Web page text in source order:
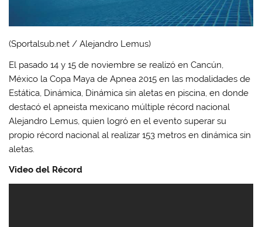
(Sportalsub.net / Alejandro Lemus)
El pasado 14 y 15 de noviembre se realizó en Cancún,
México la Copa Maya de Apnea 2015 en las modalidades de
Estática, Dinámica, Dinámica sin aletas en piscina, en donde
destacó el apneista mexicano múltiple récord nacional
Alejandro Lemus, quien logró en el evento superar su
propio récord nacional al realizar 153 metros en dinámica sin
aletas.
Video del Récord